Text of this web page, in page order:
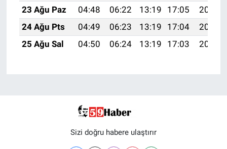
23 Ağu Paz
04:48 06:22 13:19 17:05
20:07
24 Ağu Pts
04:49 06:23 13:19 17:04
20:06
25 Ağu Sal
04:50 06:24 13:19 17:03 20:04
Sizi doğru habere ulaştırır